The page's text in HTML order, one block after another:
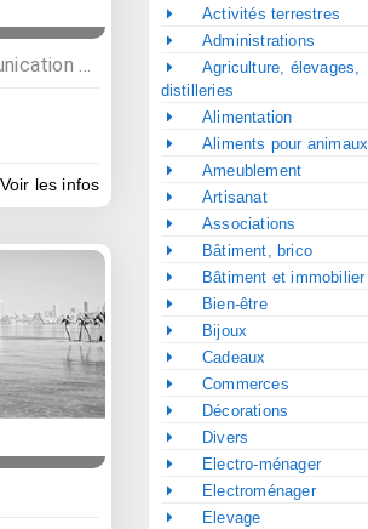
Services, IT et communication digitale, Informaticiens
Voir les infos
Activités terrestres
Administrations
Agriculture, élevages,
distilleries
Alimentation
Aliments pour animaux
Ameublement
Artisanat
Associations
Bâtiment, brico
Bâtiment et immobilier
Bien-être
Bijoux
Cadeaux
Commerces
Décorations
Divers
Electro-ménager
Electroménager
Elevage